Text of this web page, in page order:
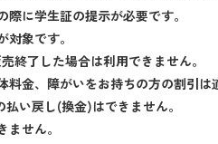
に学生証の提示が必要です。
象です。
終了した場合は利用できません。
金、障がいをお持ちの方の割引は
い戻し(換金)はできません。
せん。